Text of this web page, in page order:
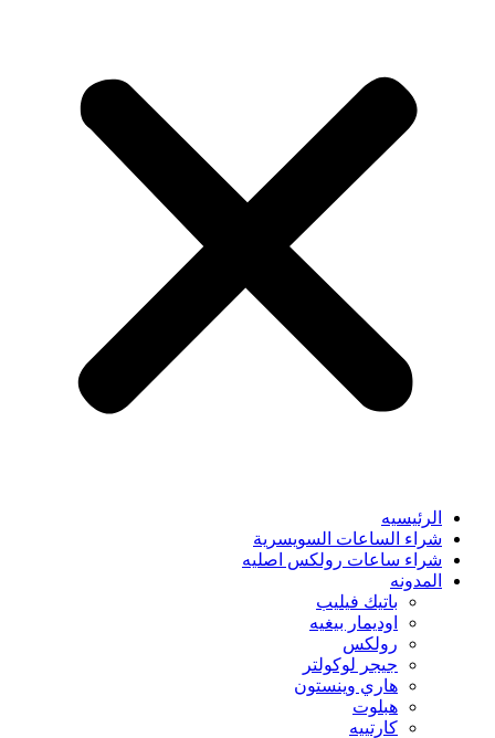
الرئيسيه
شراء الساعات السويسرية
شراء ساعات رولكس اصليه
المدونه
باتيك فيليب
اوديمار بيغيه
رولكس
جيجر لوكولتر
هاري وينستون
هبلوت
كارتييه